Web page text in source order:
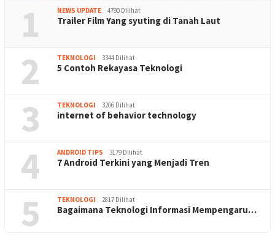
1 NEWS UPDATE 4790 Dilihat
Trailer Film Yang syuting di Tanah Laut
2 TEKNOLOGI 3344 Dilihat
5 Contoh Rekayasa Teknologi
3 TEKNOLOGI 3206 Dilihat
internet of behavior technology
4 ANDROID TIPS 3179 Dilihat
7 Android Terkini yang Menjadi Tren
5 TEKNOLOGI 2817 Dilihat
Bagaimana Teknologi Informasi Mempengaru…